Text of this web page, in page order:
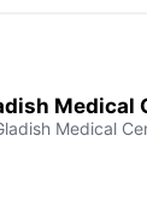
Medical
Medical